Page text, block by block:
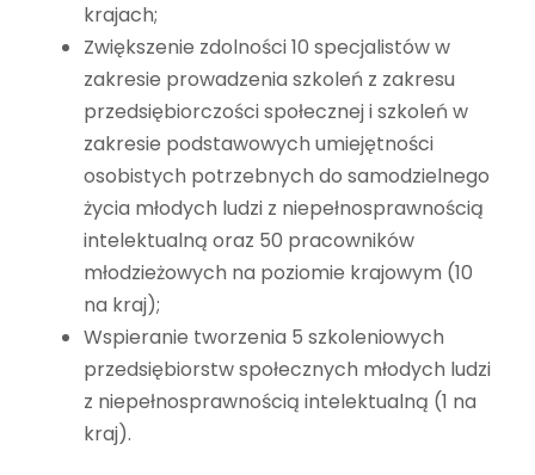
krajach;
Zwiększenie zdolności 10 specjalistów w
zakresie prowadzenia szkoleń z zakresu
przedsiębiorczości społecznej i szkoleń w
zakresie podstawowych umiejętności
osobistych potrzebnych do samodzielnego
życia młodych ludzi z niepełnosprawnością
intelektualną oraz 50 pracowników
młodzieżowych na poziomie krajowym (10
na kraj);
Wspieranie tworzenia 5 szkoleniowych
przedsiębiorstw społecznych młodych ludzi
z niepełnosprawnością intelektualną (1 na
kraj).